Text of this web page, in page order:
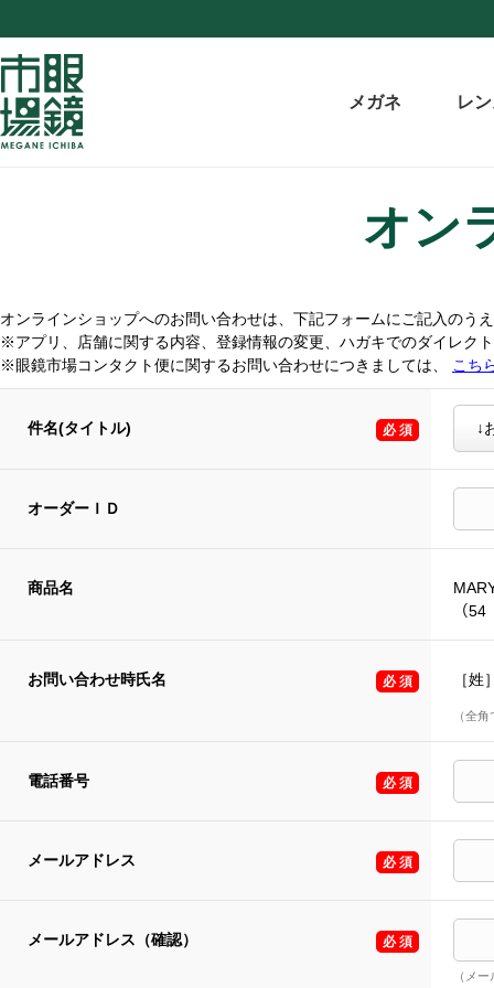
メガネ レ
オン
オンラインショップへのお問い合わせは、下記フォームにご記入のう
※アプリ、店舗に関する内容、登録情報の変更、ハガキでのダイレク
※眼鏡市場コンタクト便に関するお問い合わせにつきましては、
こち
件名(タイトル)
オーダーＩＤ
商品名
（
お問い合わせ時氏名 ［姓
（全
電話番号
メールアドレス
メールアドレス（確認）
（メ